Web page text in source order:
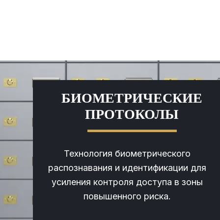
БИОМЕТРИЧЕСКИЕ
ПРОТОКОЛЫ
Технология биометрического
распознавания и идентификации для
усиления контроля доступа в зоны
повышенного риска.